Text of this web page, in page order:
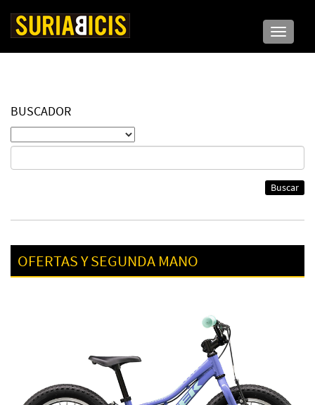
Toggle
BUSCADOR
Buscar
OFERTAS Y SEGUNDA MANO